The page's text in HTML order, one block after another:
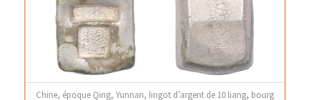
Chine, époque Qing, Yunnan, lingot d’argent de 10 liang, bourg